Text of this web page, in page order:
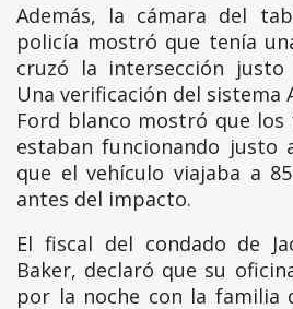
Además, la cámara del
policía mostró que tenía
cruzó la intersección justo
Una verificación del sistema
Ford blanco mostró que los
estaban funcionando justo
que el vehículo viajaba a
antes del impacto.
El fiscal del condado de
Baker, declaró que su
por la noche con la familia